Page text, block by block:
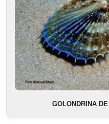
GOLONDRINA